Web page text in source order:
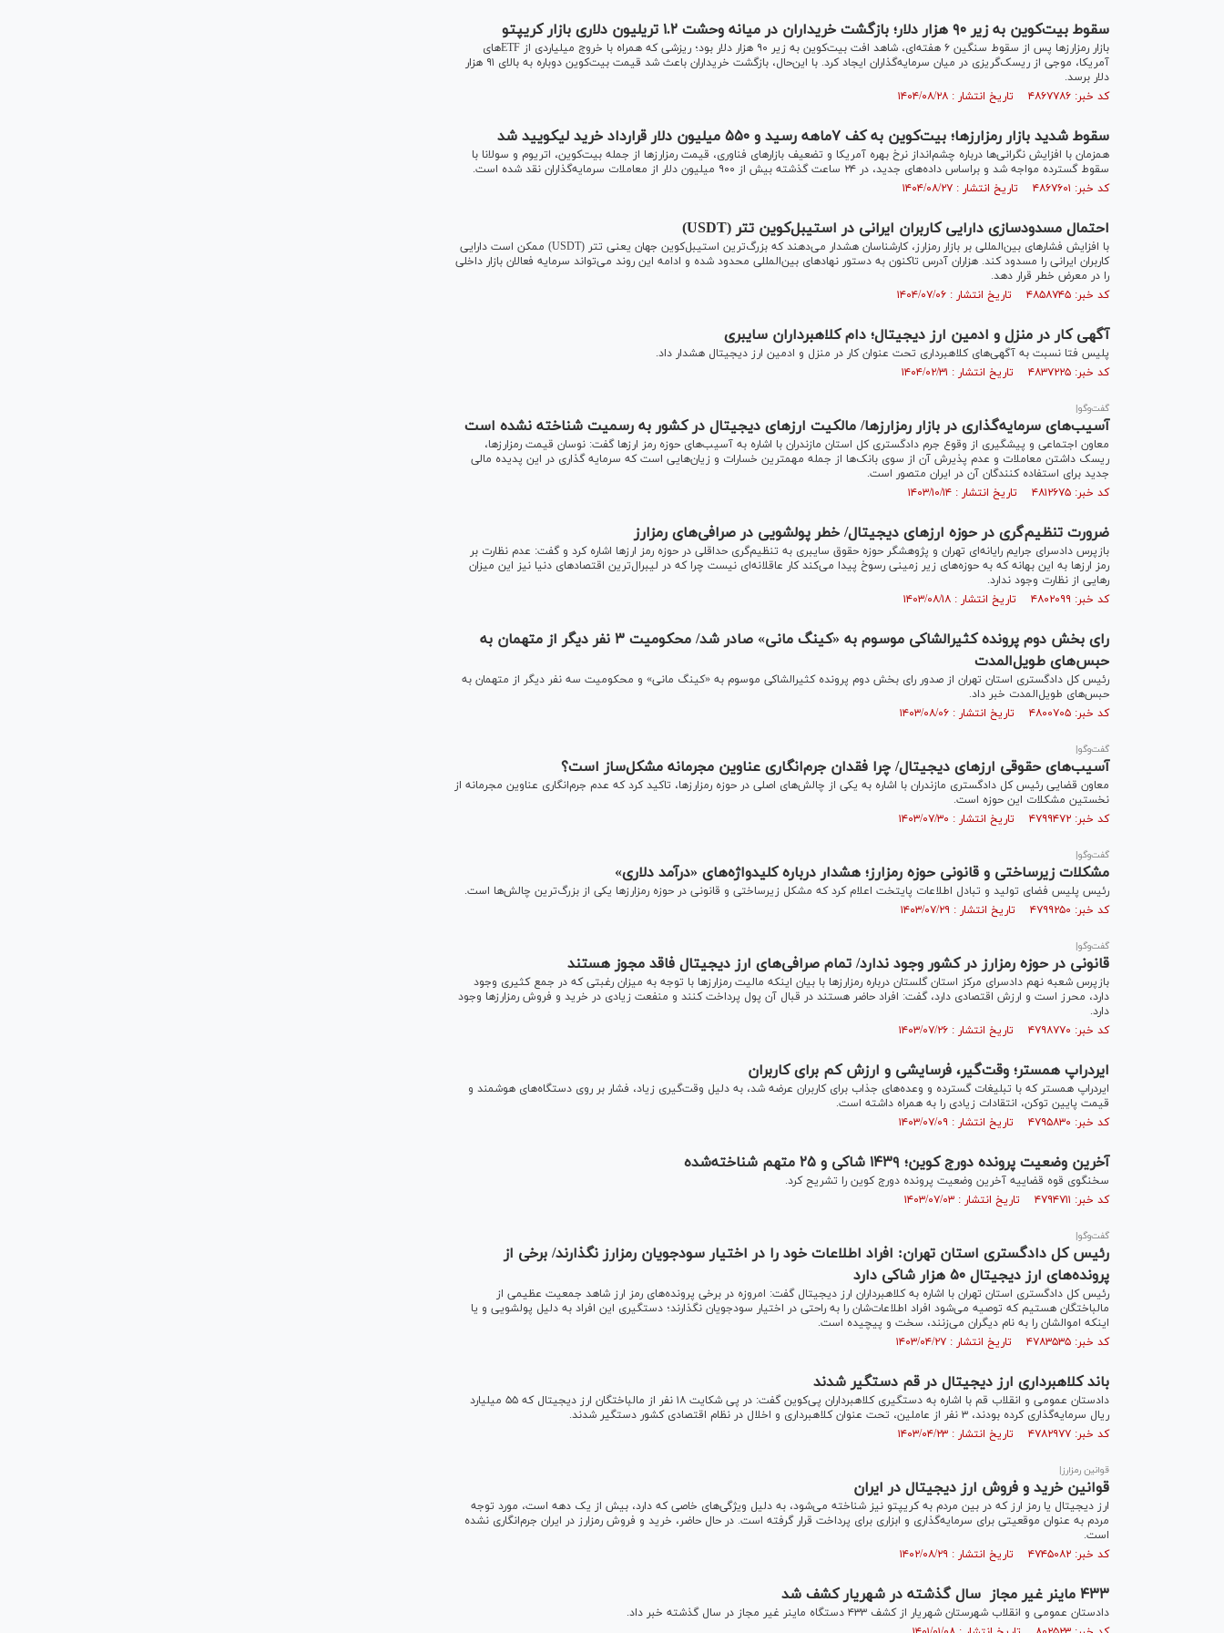
سقوط بیت‌کوین به زیر ۹۰ هزار دلار؛ بازگشت خریداران در میانه وحشت ۱.۲ تریلیون دلاری بازار کریپتو
بازار رمزارز‌ها پس از سقوط سنگین ۶ هفته‌ای، شاهد افت بیت‌کوین به زیر ۹۰ هزار دلار بود؛ ریزشی که همراه با خروج میلیاردی از ETF‌های
آمریکا، موجی از ریسک‌گریزی در میان سرمایه‌گذاران ایجاد کرد. با این‌حال، بازگشت خریداران باعث شد قیمت بیت‌کوین دوباره به بالای ۹۱ هزار
دلار برسد.
کد خبر: ۴۸۶۷۷۸۶ تاریخ انتشار : ۱۴۰۴/۰۸/۲۸
سقوط شدید بازار رمزارزها؛ بیت‌کوین به کف ۷ماهه رسید و ۵۵۰ میلیون دلار قرارداد خرید لیکویید شد
همزمان با افزایش نگرانی‌ها درباره چشم‌انداز نرخ بهره آمریکا و تضعیف بازار‌های فناوری، قیمت رمزارز‌ها از جمله بیت‌کوین، اتریوم و سولانا با
سقوط گسترده مواجه شد و براساس داده‌های جدید، در ۲۴ ساعت گذشته بیش از ۹۰۰ میلیون دلار از معاملات سرمایه‌گذاران نقد شده است.
کد خبر: ۴۸۶۷۶۰۱ تاریخ انتشار : ۱۴۰۴/۰۸/۲۷
احتمال مسدودسازی دارایی کاربران ایرانی در استیبل‌کوین تتر (USDT)
با افزایش فشار‌های بین‌المللی بر بازار رمزارز، کارشناسان هشدار می‌دهند که بزرگ‌ترین استیبل‌کوین جهان یعنی تتر (USDT) ممکن است دارایی
کاربران ایرانی را مسدود کند. هزاران آدرس تاکنون به دستور نهاد‌های بین‌المللی محدود شده و ادامه این روند می‌تواند سرمایه فعالان بازار داخلی
را در معرض خطر قرار دهد.
کد خبر: ۴۸۵۸۷۴۵ تاریخ انتشار : ۱۴۰۴/۰۷/۰۶
آگهی کار در منزل و ادمین ارز دیجیتال؛ دام کلاهبرداران سایبری
پلیس فتا نسبت به آگهی‌های کلاهبرداری تحت عنوان کار در منزل و ادمین ارز دیجیتال هشدار داد.
کد خبر: ۴۸۳۷۲۲۵ تاریخ انتشار : ۱۴۰۴/۰۲/۳۱
گفت‌وگو|
آسیب‌های سرمایه‌گذاری در بازار رمزارز‌ها/ مالکیت ارز‌های دیجیتال در کشور به رسمیت شناخته نشده است
معاون اجتماعی و پیشگیری از وقوع جرم دادگستری کل استان مازندران با اشاره به آسیب‌های حوزه رمز ارز‌ها گفت: نوسان قیمت رمزارزها،
ریسک داشتن معاملات و عدم پذیرش آن از سوی بانک‌ها از جمله مهمترین خسارات و زیان‌هایی است که سرمایه گذاری در این پدیده مالی
جدید برای استفاده کنندگان آن در ایران متصور است.
کد خبر: ۴۸۱۲۶۷۵ تاریخ انتشار : ۱۴۰۳/۱۰/۱۴
ضرورت تنظیم‌گری در حوزه ارزهای دیجیتال/ خطر پولشویی در صرافی‌های رمزارز
بازپرس دادسرای جرایم رایانه‌ای تهران و پژوهشگر حوزه حقوق سایبری به تنظیم‌گری حداقلی در حوزه رمز ارز‌ها اشاره کرد و گفت: عدم نظارت بر
رمز ارز‌ها به این بهانه که به حوزه‌های زیر زمینی رسوخ پیدا می‌کند کار عاقلانه‌ای نیست چرا که در لیبرال‌ترین اقتصاد‌های دنیا نیز این میزان
رهایی از نظارت وجود ندارد.
کد خبر: ۴۸۰۲۰۹۹ تاریخ انتشار : ۱۴۰۳/۰۸/۱۸
رای بخش دوم پرونده کثیرالشاکی موسوم به «کینگ مانی» صادر شد/ محکومیت ۳ نفر دیگر از متهمان به
حبس‌های طویل‌المدت
رئیس کل دادگستری استان تهران از صدور رای بخش دوم پرونده کثیرالشاکی موسوم به «کینگ مانی» و محکومیت سه نفر دیگر از متهمان به
حبس‌های طویل‌المدت خبر داد.
کد خبر: ۴۸۰۰۷۰۵ تاریخ انتشار : ۱۴۰۳/۰۸/۰۶
گفت‌وگو|
آسیب‌های حقوقی ارز‌های دیجیتال/ چرا فقدان جرم‌انگاری عناوین مجرمانه مشکل‌ساز است؟
معاون قضایی رئیس کل دادگستری مازندران با اشاره به یکی از چالش‌های اصلی در حوزه رمزارزها، تاکید کرد که عدم جرم‌انگاری عناوین مجرمانه از
نخستین مشکلات این حوزه است.
کد خبر: ۴۷۹۹۴۷۲ تاریخ انتشار : ۱۴۰۳/۰۷/۳۰
گفت‌وگو|
مشکلات زیرساختی و قانونی حوزه رمزارز؛ هشدار درباره کلیدواژه‌های «درآمد دلاری»
رئیس پلیس فضای تولید و تبادل اطلاعات پایتخت اعلام کرد که مشکل زیرساختی و قانونی در حوزه رمزارز‌ها یکی از بزرگ‌ترین چالش‌ها است.
کد خبر: ۴۷۹۹۲۵۰ تاریخ انتشار : ۱۴۰۳/۰۷/۲۹
گفت‌وگو|
قانونی در حوزه رمزارز در کشور وجود ندارد/ تمام صرافی‌های ارز دیجیتال فاقد مجوز هستند
بازپرس شعبه نهم دادسرای مرکز استان گلستان درباره رمزارز‌ها با بیان اینکه مالیت رمزارز‌ها با توجه به میزان رغبتی که در جمع کثیری وجود
دارد، محرز است و ارزش اقتصادی دارد، گفت: افراد حاضر هستند در قبال آن پول پرداخت کنند و منفعت زیادی در خرید و فروش رمزارز‌ها وجود
دارد.
کد خبر: ۴۷۹۸۷۷۰ تاریخ انتشار : ۱۴۰۳/۰۷/۲۶
ایردراپ همستر؛ وقت‌گیر، فرسایشی و ارزش کم برای کاربران
ایردراپ همستر که با تبلیغات گسترده و وعده‌های جذاب برای کاربران عرضه شد، به دلیل وقت‌گیری زیاد، فشار بر روی دستگاه‌های هوشمند و
قیمت پایین توکن، انتقادات زیادی را به همراه داشته است.
کد خبر: ۴۷۹۵۸۳۰ تاریخ انتشار : ۱۴۰۳/۰۷/۰۹
آخرین وضعیت پرونده دورج کوین؛ ۱۴۳۹ شاکی و ۲۵ متهم شناخته‌شده
سخنگوی قوه قضاییه آخرین وضعیت پرونده دورج کوین را تشریح کرد.
کد خبر: ۴۷۹۴۷۱۱ تاریخ انتشار : ۱۴۰۳/۰۷/۰۳
گفت‌وگو|
رئیس کل دادگستری استان تهران: افراد اطلاعات خود را در اختیار سودجویان رمزارز نگذارند/ برخی از
پرونده‌های ارز دیجیتال ۵۰ هزار شاکی دارد
رئیس کل دادگستری استان تهران با اشاره به کلاهبرداران ارز دیجیتال گفت: امروزه در برخی پرونده‌های رمز ارز شاهد جمعیت عظیمی از
مالباختگان هستیم که توصیه می‌شود افراد اطلاعات‌شان را به راحتی در اختیار سودجویان نگذارند؛ دستگیری این افراد به دلیل پولشویی و یا
اینکه اموالشان را به نام دیگران می‌زنند، سخت و پیچیده است.
کد خبر: ۴۷۸۳۵۳۵ تاریخ انتشار : ۱۴۰۳/۰۴/۲۷
باند کلاهبرداری ارز دیجیتال در قم دستگیر شدند
دادستان عمومی و انقلاب قم با اشاره به دستگیری کلاهبرداران پی‌کوین گفت: در پی شکایت ۱۸ نفر از مالباختگان ارز دیجیتال که ۵۵ میلیارد
ریال سرمایه‌گذاری کرده بودند، ۳ نفر از عاملین، تحت عنوان کلاهبرداری و اخلال در نظام اقتصادی کشور دستگیر شدند.
کد خبر: ۴۷۸۲۹۷۷ تاریخ انتشار : ۱۴۰۳/۰۴/۲۳
قوانین رمزارز|
قوانین خرید و فروش ارز دیجیتال در ایران
ارز دیجیتال یا رمز ارز که در بین مردم به کریپتو نیز شناخته می‌شود، به دلیل ویژگی‌های خاصی که دارد، بیش از یک دهه است، مورد توجه
مردم به عنوان موقعیتی برای سرمایه‌گذاری و ابزاری برای پرداخت قرار گرفته است. در حال حاضر، خرید و فروش رمزارز در ایران جرم‌انگاری نشده
است.
کد خبر: ۴۷۴۵۰۸۲ تاریخ انتشار : ۱۴۰۲/۰۸/۲۹
۴۳۳ ماینر غیر مجاز سال گذشته در شهریار کشف شد
دادستان عمومی و انقلاب شهرستان شهریار از کشف ۴۳۳ دستگاه ماینر غیر مجاز در سال گذشته خبر داد.